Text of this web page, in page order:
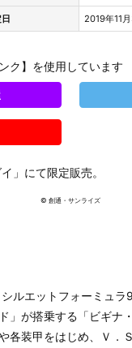
2019年11
ク】を使用しています
」にて限定販売。
© 創通・サンライズ
シルエットフォーミュラ
」が搭乗する「ビギナ
各装甲をはじめ、Ｖ．